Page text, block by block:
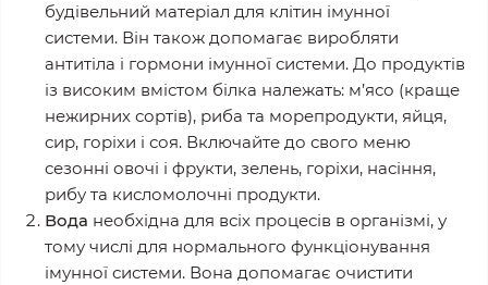
будiвельний матерiал для клітин імунної
системи. Він також допомагає виробляти
антитіла i гормони імунної системи. До продуктiв
із високим вмiстом бiлка належать: м’ясо (краще
нежирних сортів), риба та морепродукти, яйця,
сир, горiхи i соя. Включайте до свого меню
сезонні овочі і фрукти, зелень, горіхи, насіння,
рибу та кисломолочні продукти.
Вода необхідна для всiх процесів в організмі, у
тому числі для нормального функцiонування
імунної системи. Вона допомагає очистити